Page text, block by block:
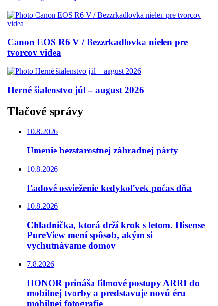
Canon EOS R6 V / Bezzrkadlovka nielen pre
tvorcov videa
Herné šialenstvo júl – august 2026
Tlačové správy
10.8.2026
Umenie bezstarostnej záhradnej párty
10.8.2026
Ľadové osvieženie kedykoľvek počas dňa
10.8.2026
Chladnička, ktorá drží krok s letom. Hisense
PureView mení spôsob, akým si
vychutnávame domov
7.8.2026
HONOR prináša filmové postupy ARRI do
mobilnej tvorby a predstavuje novú éru
mobilnej fotografie